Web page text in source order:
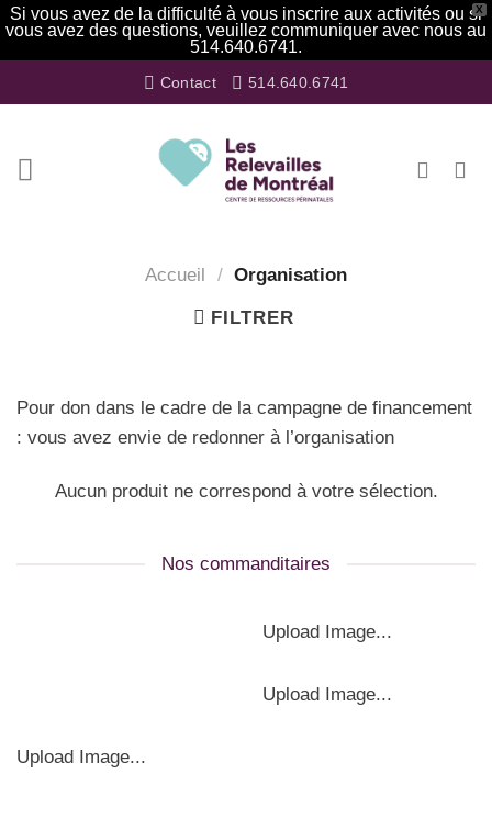
X
Si vous avez de la difficulté à vous inscrire aux activités ou si
vous avez des questions, veuillez communiquer avec nous au
514.640.6741.
au
Contact 514.640.6741
Accueil / Organisation
FILTRER
Pour don dans le cadre de la campagne de financement
: vous avez envie de redonner à l’organisation
Aucun produit ne correspond à votre sélection.
Nos commanditaires
Upload Image...
Upload Image...
Upload Image...